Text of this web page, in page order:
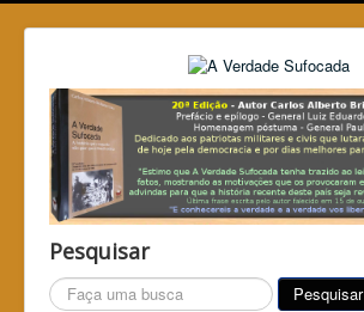
Pesquisar
Pesquisar... Pesquisar